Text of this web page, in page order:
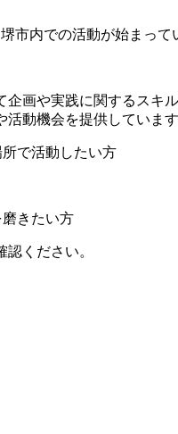
市内での活動が始まって
画や実践に関するス
動機会を提供しています
で活動したい方
きたい方
ください。